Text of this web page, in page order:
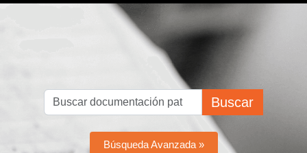
Buscar
Búsqueda Avanzada »